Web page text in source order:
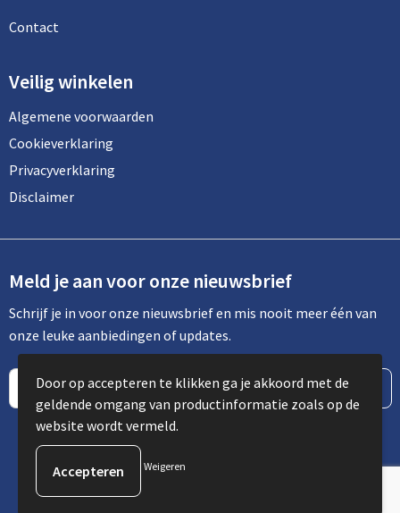
Kledingtassen
Koffers en Trolleys
Lunchtassen
Opbergtassen
Picknicktassen en manden
Reistassensets
Schoenentassen
Schoudertassen
Sporttassen
Contact
Veilig winkelen
Algemene voorwaarden
Cookieverklaring
Privacyverklaring
Disclaimer
Meld je aan voor onze nieuwsbrief
Schrijf je in voor onze nieuwsbrief en mis nooit meer één van
onze leuke aanbiedingen of updates.
© Copyright Spot Communicatie 2023
Door op accepteren te klikken ga je akkoord met de
geldende omgang van productinformatie zoals op de
website wordt vermeld.
Weigeren